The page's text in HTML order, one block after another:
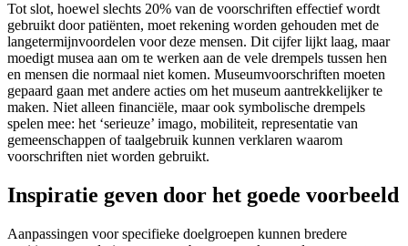
Tot slot, hoewel slechts 20% van de voorschriften effectief wordt
gebruikt door patiënten, moet rekening worden gehouden met de
langetermijnvoordelen voor deze mensen. Dit cijfer lijkt laag, maar
moedigt musea aan om te werken aan de vele drempels tussen hen
en mensen die normaal niet komen. Museumvoorschriften moeten
gepaard gaan met andere acties om het museum aantrekkelijker te
maken. Niet alleen financiële, maar ook symbolische drempels
spelen mee: het ‘serieuze’ imago, mobiliteit, representatie van
gemeenschappen of taalgebruik kunnen verklaren waarom
voorschriften niet worden gebruikt.
Inspiratie geven door het goede voorbeeld
Aanpassingen voor specifieke doelgroepen kunnen bredere